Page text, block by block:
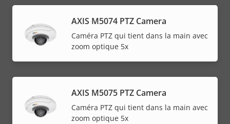
AXIS M5074 PTZ Camera
Caméra PTZ qui tient dans la main avec
zoom optique 5x
AXIS M5075 PTZ Camera
Caméra PTZ qui tient dans la main avec
zoom optique 5x